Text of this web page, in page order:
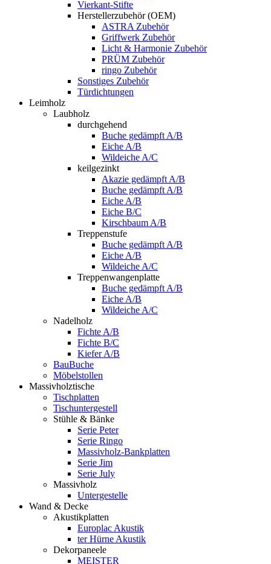
Vierkant-Stifte
Herstellerzubehör (OEM)
ASTRA Zubehör
Griffwerk Zubehör
Licht & Harmonie Zubehör
PRÜM Zubehör
ringo Zubehör
Sonstiges Zubehör
Türdichtungen
Leimholz
Laubholz
durchgehend
Buche gedämpft A/B
Eiche A/B
Wildeiche A/C
keilgezinkt
Akazie gedämpft A/B
Buche gedämpft A/B
Eiche A/B
Eiche B/C
Kirschbaum A/B
Treppenstufe
Buche gedämpft A/B
Eiche A/B
Wildeiche A/C
Treppenwangenplatte
Buche gedämpft A/B
Eiche A/B
Wildeiche A/C
Nadelholz
Fichte A/B
Fichte B/C
Kiefer A/B
BauBuche
Möbelstollen
Massivholztische
Tischplatten
Tischuntergestell
Stühle & Bänke
Serie Peter
Serie Ringo
Massivholz-Bankplatten
Serie Jim
Serie July
Massivholz
Untergestelle
Wand & Decke
Akustikplatten
Europlac Akustik
ter Hürne Akustik
Dekorpaneele
MEISTER